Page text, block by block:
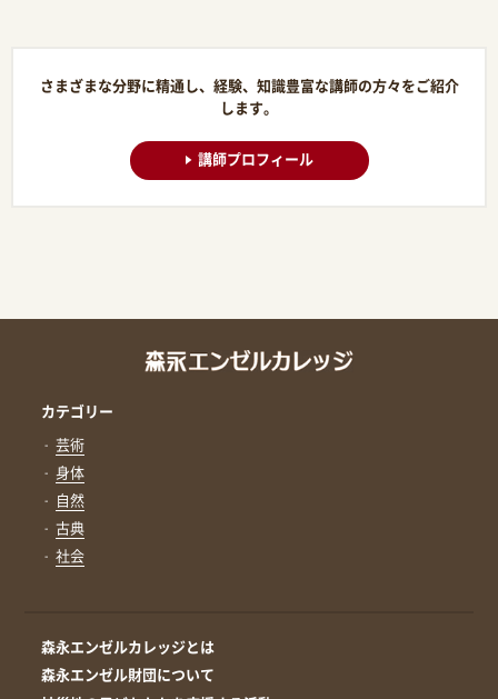
さまざまな分野に精通し、経験、知識豊富な講師の方々をご紹介
します。
講師プロフィール
カテゴリー
芸術
身体
自然
古典
社会
森永エンゼルカレッジとは
森永エンゼル財団について